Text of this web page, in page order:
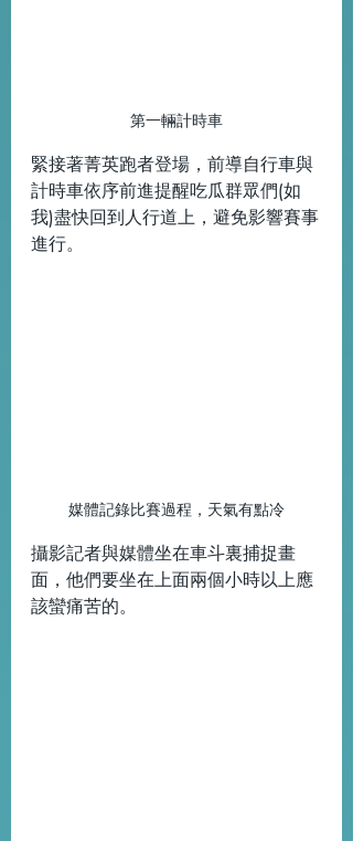
第一輛計時車
緊接著菁英跑者登場，前導自行車與
計時車依序前進提醒吃瓜群眾們(如
我)盡快回到人行道上，避免影響賽事
進行。
媒體記錄比賽過程，天氣有點冷
攝影記者與媒體坐在車斗裏捕捉畫
面，他們要坐在上面兩個小時以上應
該蠻痛苦的。